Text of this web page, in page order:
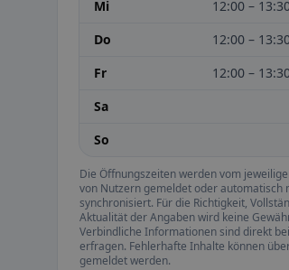
Mi
12:00 –
Do
12:00 –
Fr
12:00 –
Sa
So
Die Öffnungszeiten werden vom
von Nutzern gemeldet oder automatisch
synchronisiert. Für die Richtigkeit,
Aktualität der Angaben wird keine
Verbindliche Informationen sind direkt
erfragen. Fehlerhafte Inhalte können
gemeldet werden.